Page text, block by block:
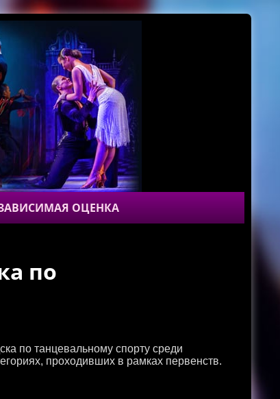
ОЦЕНКА
по
по танцевальному спорту среди
проходивших в рамках первенств.